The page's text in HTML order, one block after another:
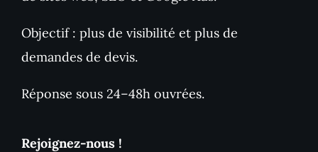
Objectif : plus de visibilité et plus de
demandes de devis.
Réponse sous 24–48h ouvrées.
Rejoignez-nous !